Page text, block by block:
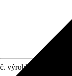
č. výrobku